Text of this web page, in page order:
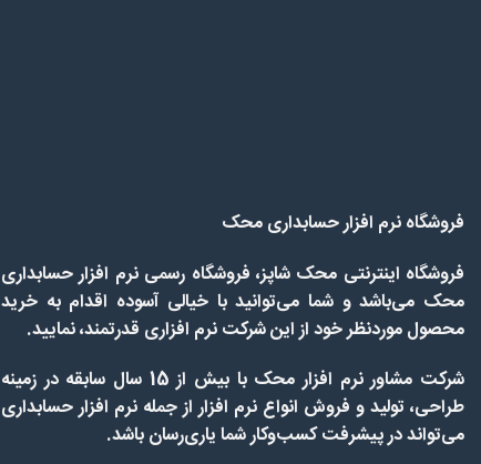
فروشگاه نرم افزار حسابداری محک
فروشگاه اینترنتی محک شاپز، فروشگاه رسمی نرم افزار حسابداری
محک می‌باشد و شما می‌توانید با خیالی آسوده اقدام به خرید
محصول موردنظر خود از این شرکت نرم افزاری قدرتمند، نمایید.
شرکت مشاور نرم افزار محک با بیش از 15 سال سابقه در زمینه
طراحی، تولید و فروش انواع نرم افزار از جمله نرم افزار حسابداری
می‌تواند در پیشرفت کسب‌وکار شما یاری‌رسان باشد.